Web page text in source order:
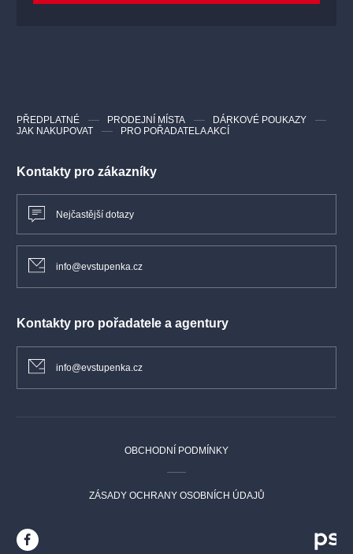
Kontakty pro zákazníky
Nejčastější dotazy
info@evstupenka.cz
Kontakty pro pořadatele a agentury
info@evstupenka.cz
PŘEDPLATNÉ PRODEJNÍ MÍSTA
DÁRKOVÉ POUKAZY
JAK NAKUPOVAT
PRO POŘADATELA AKCÍ
OBCHODNÍ PODMÍNKY
ZÁSADY OCHRANY OSOBNÍCH ÚDAJŮ